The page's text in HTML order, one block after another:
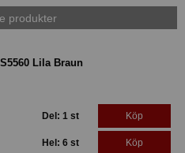
produkter
Lila Braun
Del: 1 st Köp
Hel: 6 st Köp